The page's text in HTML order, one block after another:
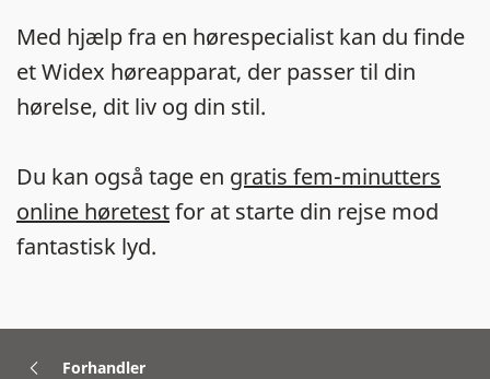
Med hjælp fra en hørespecialist kan du finde
et Widex høreapparat, der passer til din
hørelse, dit liv og din stil.
Du kan også tage en gratis fem-minutters
online høretestfor at starte din rejse mod
fantastisk lyd.
Forhandler